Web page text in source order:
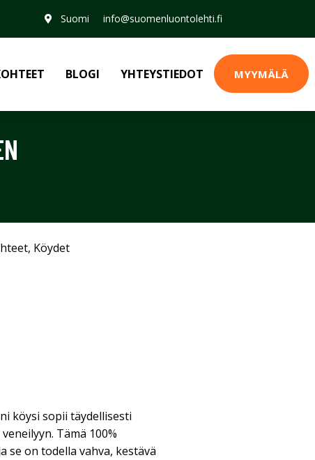
Suomi info@suomenluontolehti.fi
BLOGI YHTEYSTIEDOT MYYMÄLÄ
, Köydet
köysi sopii täydellisesti
Tämä 100%
se on todella vahva, kestävä